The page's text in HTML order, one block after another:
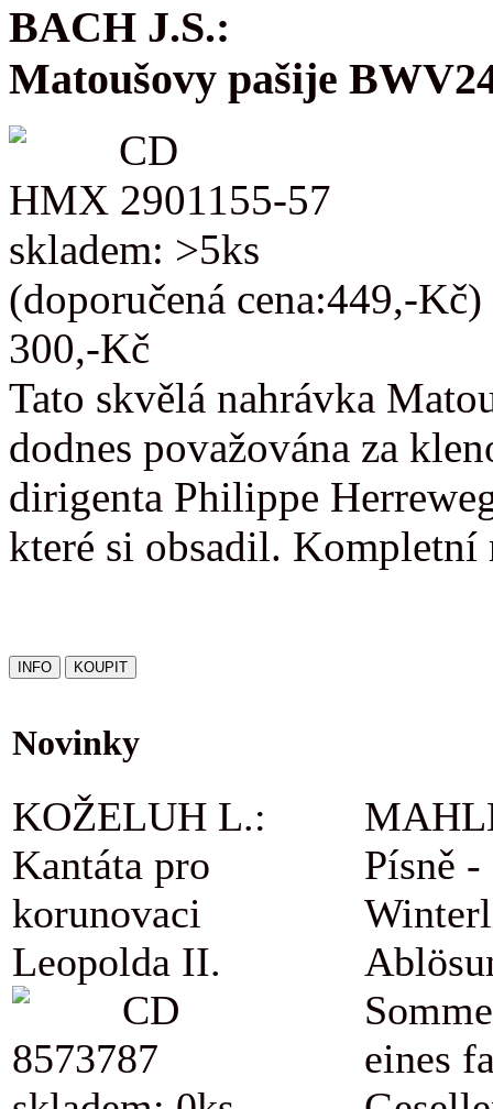
BACH J.S.:
Matoušovy pašije
CD
HMX 2901155-57
skladem: >5ks
(doporučená cena:449,-Kč)
300,-Kč
Tato skvělá nahrávka
dodnes považována za
dirigenta Philippe
které si obsadil. Kompletní
Novinky
KOŽELUH L.:
Kantáta pro
korunovaci
Leopolda II.
CD
8573787
Písně
eines